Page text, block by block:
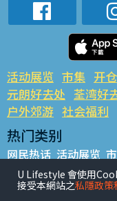
活动展览 市集 开仓
元朗好去处 荃湾好
户外郊游 社会福利
热门类别
网民热话 活动展览
铜锣湾好去处 元朗好
餐厅情报 户外郊游
U Lifestyle 會使用
接受本網站之私隱政策